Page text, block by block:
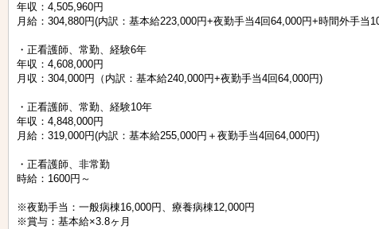
年収：4,505,960円
月給：304,880円(内訳：基本給223,000円+夜勤手当4回64,000円+時間外手当
・正看護師、常勤、経験6年
年収：4,608,000円
月収：304,000円（内訳：基本給240,000円+夜勤手当4回64,000円)
・正看護師、常勤、経験10年
年収：4,848,000円
月給：319,000円(内訳：基本給255,000円＋夜勤手当4回64,000円)
・正看護師、非常勤
時給：1600円～
※夜勤手当：一般病棟16,000円、療養病棟12,000円
※賞与：基本給×3.8ヶ月